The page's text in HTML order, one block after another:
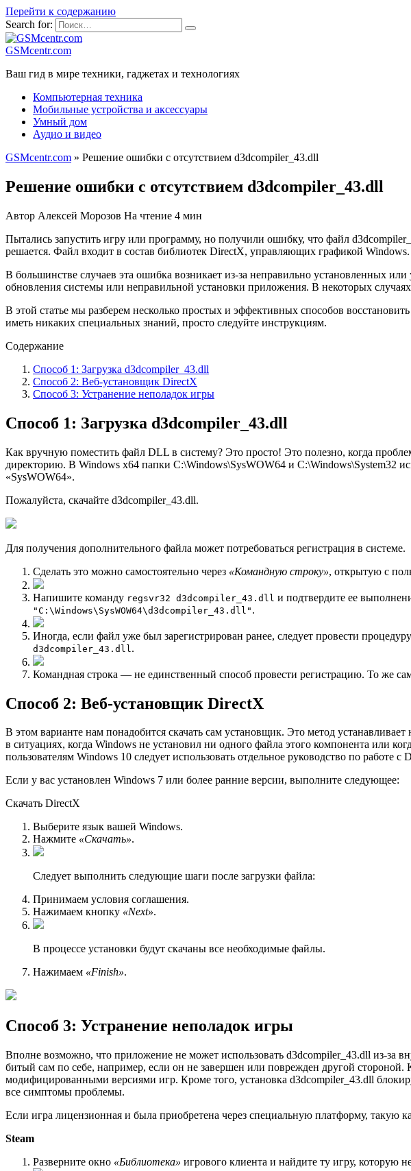
Перейти к содержанию
Search for:
GSMcentr.com
Ваш гид в мире техники, гаджетах и технологиях
Компьютерная техника
Мобильные устройства и аксессуары
Умный дом
Аудио и видео
GSMcentr.com » Решение ошибки с отсутствием d3dcompiler_43.dll
Решение ошибки с отсутствием d3dcompiler_43.dll
Автор Алексей Морозов На чтение 4 мин
Пытались запустить игру или программу, но получили ошибку, что файл
решается. Файл входит в состав библиотек DirectX, управляющих графикой Windows.
В большинстве случаев эта ошибка возникает из-за неправильно установленных
обновления системы или неправильной установки приложения. В некоторых
В этой статье мы разберем несколько простых и эффективных способов
иметь никаких специальных знаний, просто следуйте инструкциям.
Содержание
Способ 1: Загрузка d3dcompiler_43.dll
Способ 2: Веб-установщик DirectX
Способ 3: Устранение неполадок игры
Способ 1: Загрузка d3dcompiler_43.dll
Как вручную поместить файл DLL в систему? Это просто! Это полезно, когда
директорию. В Windows x64 папки C:\Windows\SysWOW64 и C:\Windows\System32
«SysWOW64».
Пожалуйста, скачайте d3dcompiler_43.dll.
Для получения дополнительного файла может потребоваться регистрация в системе.
Сделать это можно самостоятельно через «Командную строку», открытую с
Напишите команду regsvr32 d3dcompiler_43.dll и подтвердите ее
"C:\Windows\SysWOW64\d3dcompiler_43.dll" .
Иногда, если файл уже был зарегистрирован ранее, следует провести
d3dcompiler_43.dll .
Командная строка — не единственный способ провести регистрацию. То же
Способ 2: Веб-установщик DirectX
В этом варианте нам понадобится скачать сам установщик. Это метод
в ситуациях, когда Windows не установил ни одного файла этого компонента или
пользователям Windows 10 следует использовать отдельное руководство по работе с
Если у вас установлен Windows 7 или более ранние версии, выполните следующее:
Скачать DirectX
Выберите язык вашей Windows.
Нажмите «Скачать».
Следует выполнить следующие шаги после загрузки файла:
Принимаем условия соглашения.
Нажимаем кнопку «Next».
В процессе установки будут скачаны все необходимые файлы.
Нажимаем «Finish».
Способ 3: Устранение неполадок игры
Вполне возможно, что приложение не может использовать d3dcompiler_43.dll из-за
битый сам по себе, например, если он не завершен или поврежден другой
модифицированными версиями игр. Кроме того, установка d3dcompiler_43.dll
все симптомы проблемы.
Если игра лицензионная и была приобретена через специальную платформу,
Steam
Разверните окно «Библиотека» игрового клиента и найдите ту игру, которую